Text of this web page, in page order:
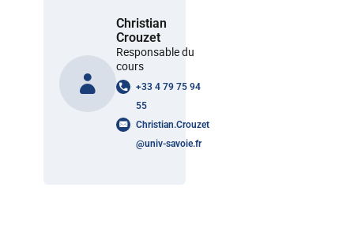
Christian
Crouzet
Responsable du
cours
+33 4 79 75 94
55
Christian.Crouzet
@univ-savoie.fr